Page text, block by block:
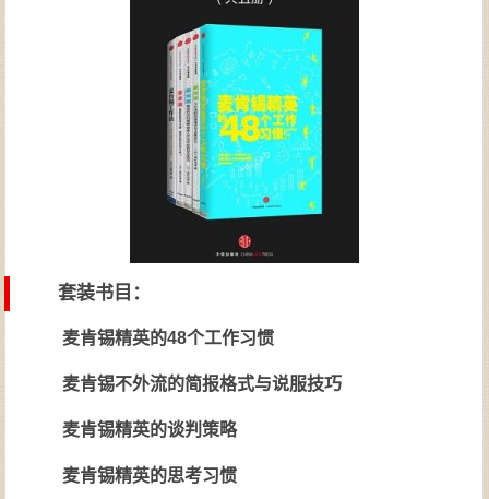
套装书目：
麦肯锡精英的48个工作习惯
麦肯锡不外流的简报格式与说服技巧
麦肯锡精英的谈判策略
麦肯锡精英的思考习惯